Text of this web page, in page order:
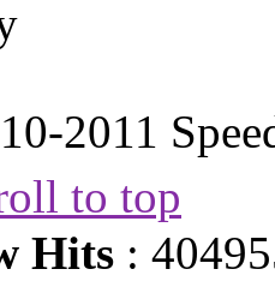
2011
to top
Hits :